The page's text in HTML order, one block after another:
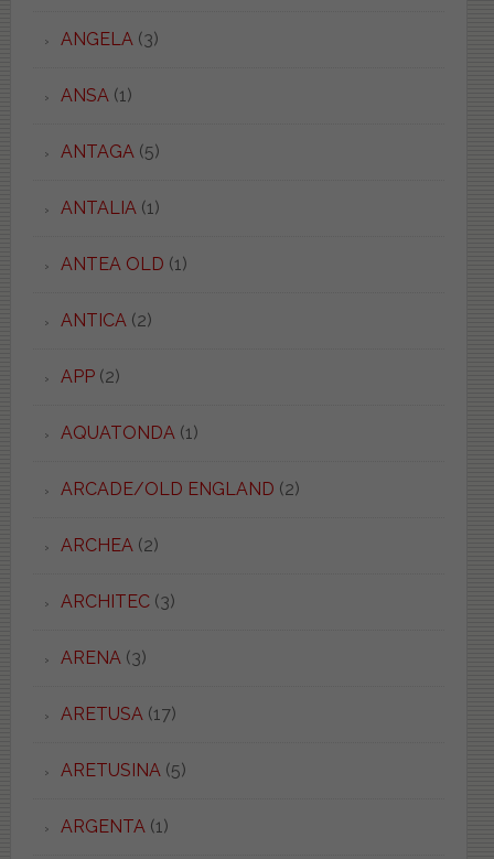
ANGELA (3)
ANSA (1)
ANTAGA (5)
ANTALIA (1)
ANTEA OLD (1)
ANTICA (2)
APP(2)
AQUATONDA (1)
ARCADE/OLD ENGLAND (2)
ARCHEA (2)
ARCHITEC(3)
ARENA (3)
ARETUSA (17)
ARETUSINA (5)
ARGENTA (1)